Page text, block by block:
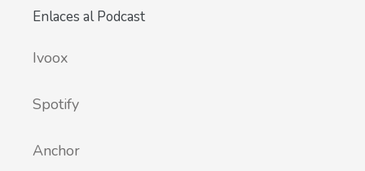
Enlaces al Podcast
Ivoox
Spotify
Anchor